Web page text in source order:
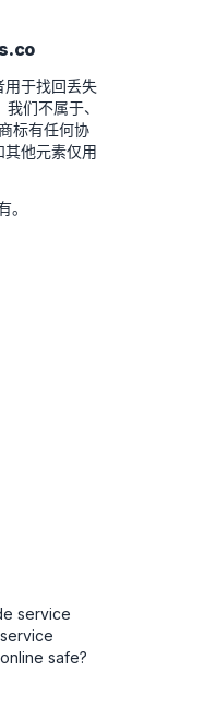
用于找回丢失
我们不属于、
标有任何协
他元素仅用
。
service
safe?